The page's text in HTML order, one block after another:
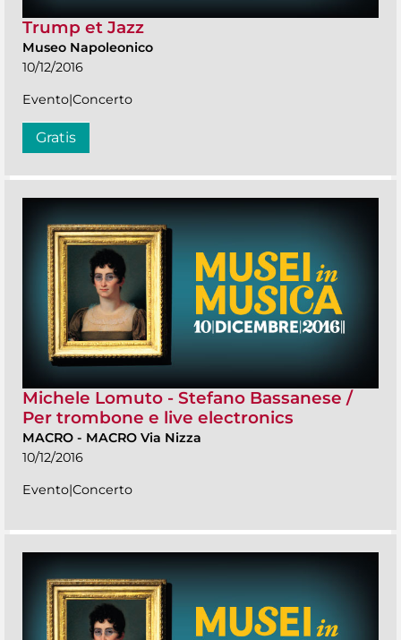
Trump et Jazz
Museo Napoleonico
10/12/2016
Evento|Concerto
Gratis
Michele Lomuto - Stefano Bassanese /
Per trombone e live electronics
MACRO - MACRO Via Nizza
10/12/2016
Evento|Concerto